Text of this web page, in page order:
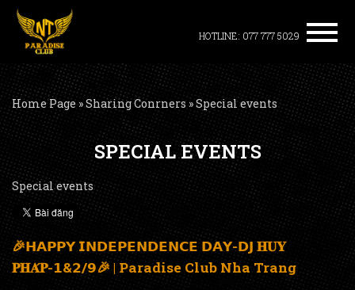
HOTLINE: 077 777 5029
Home Page»Sharing Conrners »Special events
SPECIAL EVENTS
Special events
🎉𝗛𝗔𝗣𝗣𝗬 𝗜𝗡𝗗𝗘𝗣𝗘𝗡𝗗𝗘𝗡𝗖𝗘 𝗗𝗔𝗬-𝗗𝗝 𝐇𝐔𝐘
𝐏𝐇𝐀́𝐏-𝟭&𝟮/𝟵🎉 | Paradise Club Nha Trang